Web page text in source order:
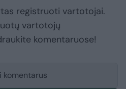
registruoti vartotojai.
vartotojų
komentaruose!
komentarus